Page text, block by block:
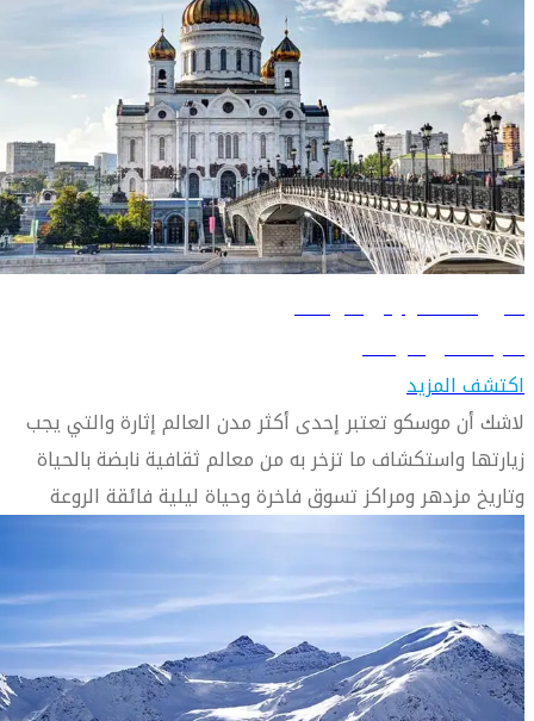
دليل السفر إلى موسكو
تعرّف على موسكو
اكتشف المزيد
لاشك أن موسكو تعتبر إحدى أكثر مدن العالم إثارة والتي يجب
زيارتها واستكشاف ما تزخر به من معالم ثقافية نابضة بالحياة
وتاريخ مزدهر ومراكز تسوق فاخرة وحياة ليلية فائقة الروعة